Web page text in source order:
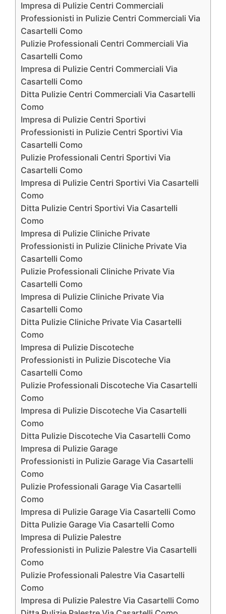
Impresa di Pulizie Centri Commerciali
Professionisti in Pulizie Centri Commerciali Via
Casartelli Como
Pulizie Professionali Centri Commerciali Via
Casartelli Como
Impresa di Pulizie Centri Commerciali Via
Casartelli Como
Ditta Pulizie Centri Commerciali Via Casartelli
Como
Impresa di Pulizie Centri Sportivi
Professionisti in Pulizie Centri Sportivi Via
Casartelli Como
Pulizie Professionali Centri Sportivi Via
Casartelli Como
Impresa di Pulizie Centri Sportivi Via Casartelli
Como
Ditta Pulizie Centri Sportivi Via Casartelli
Como
Impresa di Pulizie Cliniche Private
Professionisti in Pulizie Cliniche Private Via
Casartelli Como
Pulizie Professionali Cliniche Private Via
Casartelli Como
Impresa di Pulizie Cliniche Private Via
Casartelli Como
Ditta Pulizie Cliniche Private Via Casartelli
Como
Impresa di Pulizie Discoteche
Professionisti in Pulizie Discoteche Via
Casartelli Como
Pulizie Professionali Discoteche Via Casartelli
Como
Impresa di Pulizie Discoteche Via Casartelli
Como
Ditta Pulizie Discoteche Via Casartelli Como
Impresa di Pulizie Garage
Professionisti in Pulizie Garage Via Casartelli
Como
Pulizie Professionali Garage Via Casartelli
Como
Impresa di Pulizie Garage Via Casartelli Como
Ditta Pulizie Garage Via Casartelli Como
Impresa di Pulizie Palestre
Professionisti in Pulizie Palestre Via Casartelli
Como
Pulizie Professionali Palestre Via Casartelli
Como
Impresa di Pulizie Palestre Via Casartelli Como